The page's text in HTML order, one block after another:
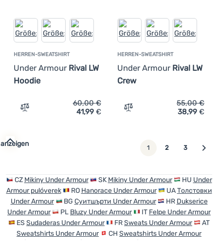
HERREN-SWEATSHIRT
Under Armour Rival LW
Hoodie
Zum Vergleich 'Herren-Sweatshirt Under Armour Rival
60,00€
41,99 €
HERREN-SWEATSHIRT
Under Armour Rival LW
Crew
Zum Vergleich 'Herren-
55,00€
38,99 €
1 2 3 weiter
CZ Mikiny Under Armour SK Mikiny Under Armour HU Under
Armour pulóverek
RO Hanorace Under Armour UAТолстовки
Under Armour
BG Суитшърти Under Armour HR Dukserice
Under Armour
PL Bluzy Under Armour IT Felpe Under Armour
ES Sudaderas Under Armour FRSweats Under Armour
AT
Sweatshirts Under Armour
CH Sweatshirts Under Armour